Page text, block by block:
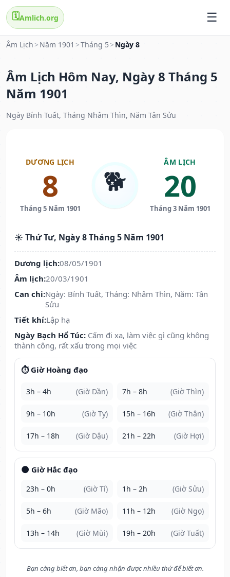
🗓️Amlich.org
Âm Lịch > Năm 1901 >Tháng 5 > Ngày 8
Âm Lịch Hôm Nay, Ngày 8 Tháng 5
Năm 1901
Ngày Bính Tuất, Tháng Nhâm Thìn, Năm Tân Sửu
DƯƠNG LỊCH
8
Tháng 5 Năm 1901
🐕
ÂM LỊCH
20
Tháng 3 Năm 1901
☀️ Thứ Tư, Ngày 8 Tháng 5 Năm 1901
Dương lịch:08/05/1901
Âm lịch:20/03/1901
Can chi:Ngày: Bính Tuất, Tháng: Nhâm Thìn, Năm: Tân
Sửu
Tiết khí:Lập hạ
Ngày Bạch Hổ Túc: Cấm đi xa, làm việc gì cũng không
thành công, rất xấu trong mọi việc
⏱️ Giờ Hoàng đạo
3h – 4h (Giờ Dần) 7h – 8h (Giờ Thìn)
9h – 10h (Giờ Tỵ) 15h – 16h (Giờ Thân)
17h – 18h (Giờ Dậu) 21h – 22h (Giờ Hợi)
🌑 Giờ Hắc đạo
23h – 0h (Giờ Tí) 1h – 2h (Giờ Sửu)
5h – 6h (Giờ Mão) 11h – 12h (Giờ Ngọ)
13h – 14h (Giờ Mùi) 19h – 20h (Giờ Tuất)
Bạn càng biết ơn, bạn càng nhận được nhiều thứ để biết ơn.